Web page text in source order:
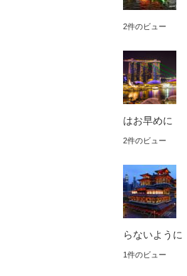
2件のビュー
はお早めに
2件のビュー
らないように
1件のビュー